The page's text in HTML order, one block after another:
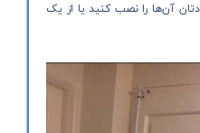
آن‌ها را نصب کنید یا از یک